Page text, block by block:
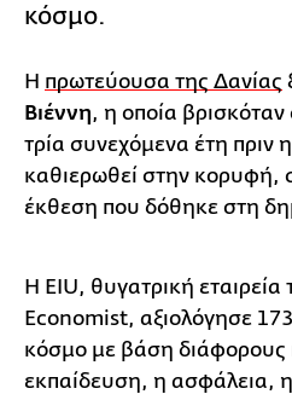
κόσμο.
Η πρωτεύουσα της Δανίας
Βιέννη, η οποία
τρία συνεχόμενα έτη πριν
καθιερωθεί στην
έκθεση που δόθηκε στη
Η EIU, θυγατρική εταιρεία
Economist, αξιολόγησε
κόσμο με βάση διάφορους
εκπαίδευση, η ασφάλεια, η